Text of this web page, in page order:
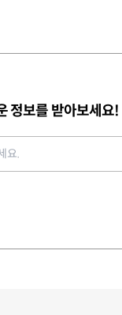
정보를 받아보세요!